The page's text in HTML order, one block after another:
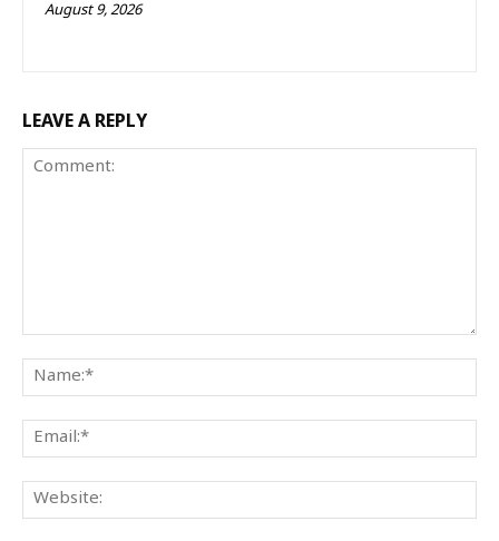
August 9, 2026
LEAVE A REPLY